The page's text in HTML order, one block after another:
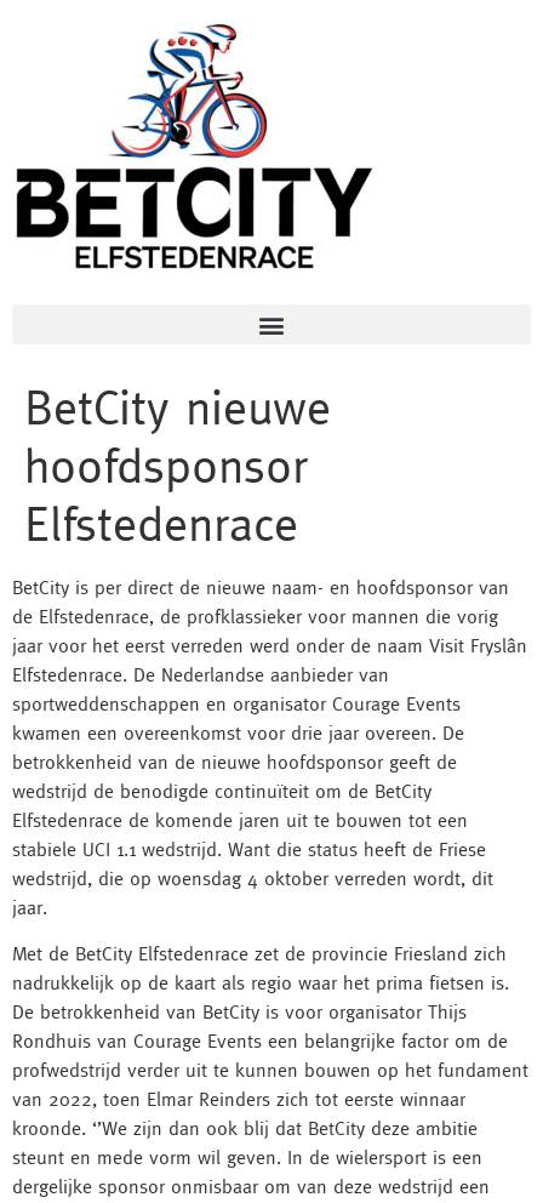
BetCity nieuwe
hoofdsponsor
Elfstedenrace
BetCity is per direct de nieuwe naam- en hoofdsponsor van
de Elfstedenrace, de profklassieker voor mannen die vorig
jaar voor het eerst verreden werd onder de naam Visit Fryslân
Elfstedenrace. De Nederlandse aanbieder van
sportweddenschappen en organisator Courage Events
kwamen een overeenkomst voor drie jaar overeen. De
betrokkenheid van de nieuwe hoofdsponsor geeft de
wedstrijd de benodigde continuïteit om de BetCity
Elfstedenrace de komende jaren uit te bouwen tot een
stabiele UCI 1.1 wedstrijd. Want die status heeft de Friese
wedstrijd, die op woensdag 4 oktober verreden wordt, dit
jaar.
Met de BetCity Elfstedenrace zet de provincie Friesland zich
nadrukkelijk op de kaart als regio waar het prima fietsen is.
De betrokkenheid van BetCity is voor organisator Thijs
Rondhuis van Courage Events een belangrijke factor om de
profwedstrijd verder uit te kunnen bouwen op het fundament
van 2022, toen Elmar Reinders zich tot eerste winnaar
kroonde. ‘’We zijn dan ook blij dat BetCity deze ambitie
steunt en mede vorm wil geven. In de wielersport is een
dergelijke sponsor onmisbaar om van deze wedstrijd een